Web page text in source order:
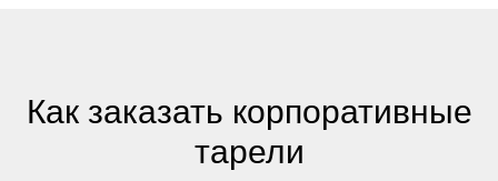
Как заказать корпоративные
тарели